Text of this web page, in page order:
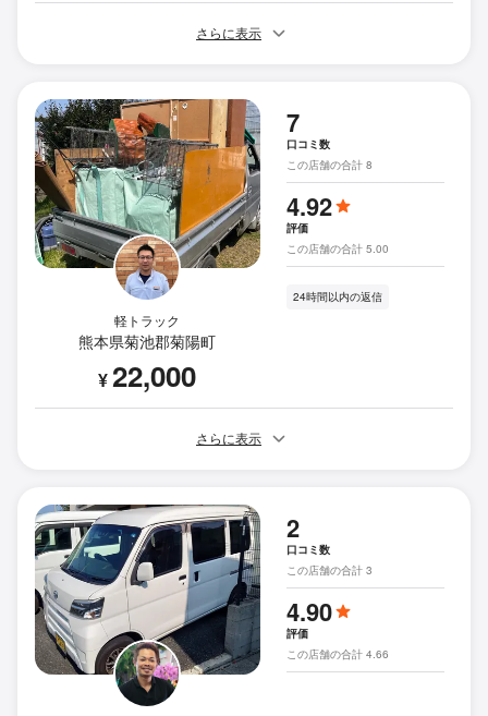
さらに表示
軽トラック
熊本県菊池郡菊陽町
¥22,000
7
口コミ数
この店舗の合計 8
4.92
評価
この店舗の合計 5.00
24時間以内の返信
さらに表示
2
口コミ数
この店舗の合計 3
4.90
評価
この店舗の合計 4.66